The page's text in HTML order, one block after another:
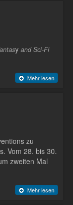
y and Sci-Fi
Mehr lesen
zu
Vom 28. bis 30.
zweiten Mal
Mehr lesen